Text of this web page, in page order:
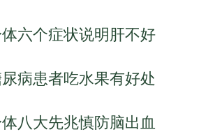
六个症状说明肝不好
病患者吃水果有好处
八大先兆慎防脑出血